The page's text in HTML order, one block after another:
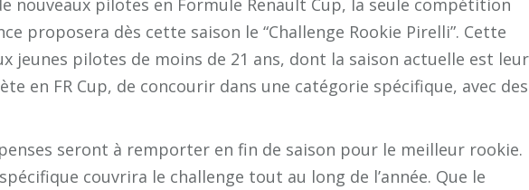
nouveaux pilotes en Formule Renault Cup, la seule compétition
proposera dès cette saison le “Challenge Rookie Pirelli”. Cette
jeunes pilotes de moins de 21 ans, dont la saison actuelle est leur
en FR Cup, de concourir dans une catégorie spécifique, avec des
seront à remporter en fin de saison pour le meilleur rookie.
couvrira le challenge tout au long de l’année. Que le